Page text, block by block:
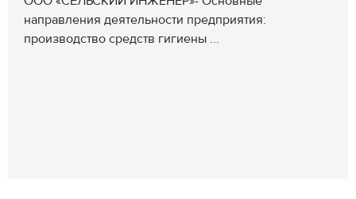
направления деятельности предприятия:
производство средств гигиены ...